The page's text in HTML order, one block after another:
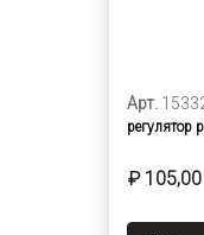
Арт.
регулятор
₽ 105,00